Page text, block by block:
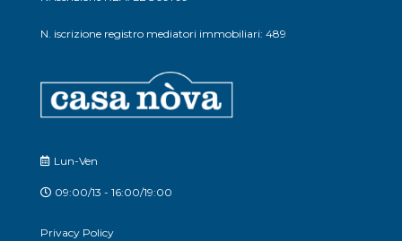
N. iscrizione registro mediatori immobiliari: 489
Lun-Ven
09:00/13 - 16:00/19:00
Privacy Policy